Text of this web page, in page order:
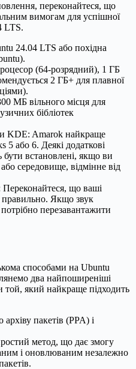
переконайтеся, що
вимогам для успішної
LTS.
24.04 LTS або похідна
(64-розрядний), 1 ГБ
2 ГБ+ для плавної
МБ вільного місця для
бібліотек
KDE: Amarok найкраще
або 6. Деякі додаткові
встановлені, якщо ви
середовище, відмінне від
Переконайтеся, що ваші
Якщо звук
перезавантажити
способами на Ubuntu
два найпоширеніші
який найкраще підходить
пакетів (PPA) і
метод, що дає змогу
і оновлюваним незалежно